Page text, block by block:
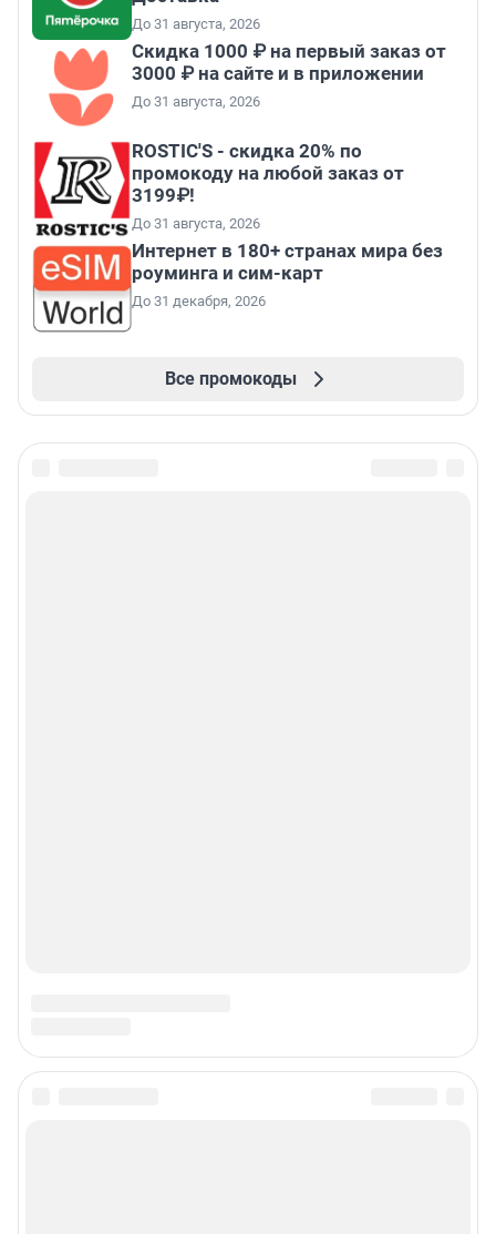
До 31 августа, 2026
Скидка 1000 ₽ на первый заказ от
3000 ₽ на сайте и в приложении
До 31 августа, 2026
ROSTIC'S - скидка 20% по
промокоду на любой заказ от
3199₽!
До 31 августа, 2026
Интернет в 180+ странах мира без
роуминга и сим-карт
До 31 декабря, 2026
Все промокоды